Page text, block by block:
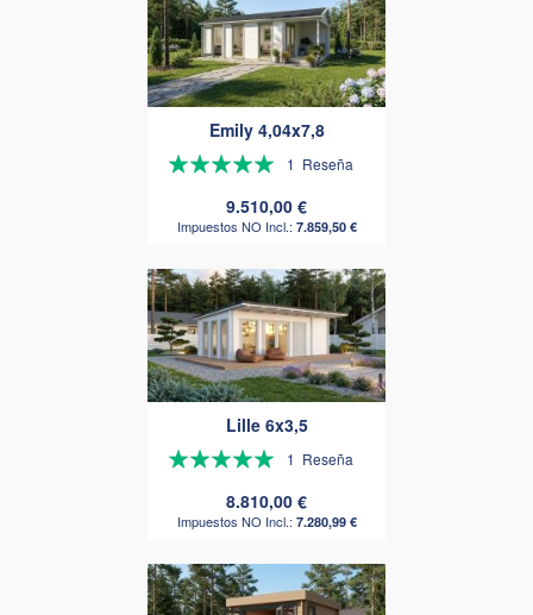
Emily 4,04x7,8
Valoración:
1 Reseña
9.510,00 €
7.859,50 €
Lille 6x3,5
Valoración:
1 Reseña
8.810,00 €
7.280,99 €